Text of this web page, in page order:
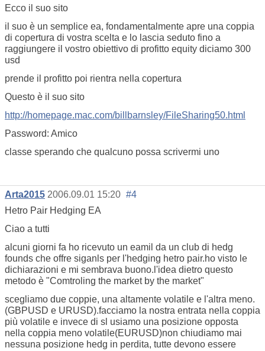
Ecco il suo sito
il suo è un semplice ea, fondamentalmente apre una coppia
di copertura di vostra scelta e lo lascia seduto fino a
raggiungere il vostro obiettivo di profitto equity diciamo 300
usd
prende il profitto poi rientra nella copertura
Questo è il suo sito
http://homepage.mac.com/billbarnsley/FileSharing50.html
Password: Amico
classe sperando che qualcuno possa scrivermi uno
Arta2015 2006.09.01 15:20 #4
Hetro Pair Hedging EA
Ciao a tutti
alcuni giorni fa ho ricevuto un eamil da un club di hedg
founds che offre siganls per l'hedging hetro pair.ho visto le
dichiarazioni e mi sembrava buono.l'idea dietro questo
metodo è "Comtroling the market by the market"
scegliamo due coppie, una altamente volatile e l'altra meno.
(GBPUSD e URUSD).facciamo la nostra entrata nella coppia
più volatile e invece di sl usiamo una posizione opposta
nella coppia meno volatile(EURUSD)non chiudiamo mai
nessuna posizione hedg in perdita, tutte devono essere